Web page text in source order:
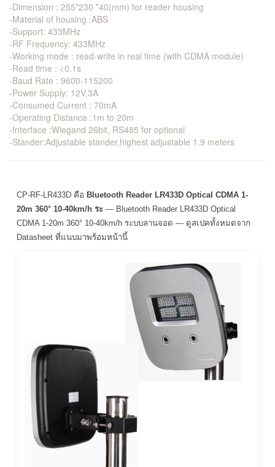
-Dimension : 255*230 *40(mm) for reader housing
-Material of housing :ABS
-Support: 433MHz
-RF Frequency: 433MHz
-Working mode : read-write in real time (with CDMA module)
-Read time : <0.1s
-Baud Rate : 9600-115200
-Power Supply: 12V,3A
-Consumed Current : 70mA
-Operating Distance :1m to 20m
-Interface :Wiegand 26bit, RS485 for optional
-Stander:Adjustable stander,highest adjustable 1.9 meters
CP-RF-LR433D คือ Bluetooth Reader LR433D Optical CDMA 1-
20m 360° 10-40km/h ระ — Bluetooth Reader LR433D Optical
CDMA 1-20m 360° 10-40km/h ระบบลานจอด — ดูสเปคทั้งหมดจาก
Datasheet ที่แนบมาพร้อมหน้านี้